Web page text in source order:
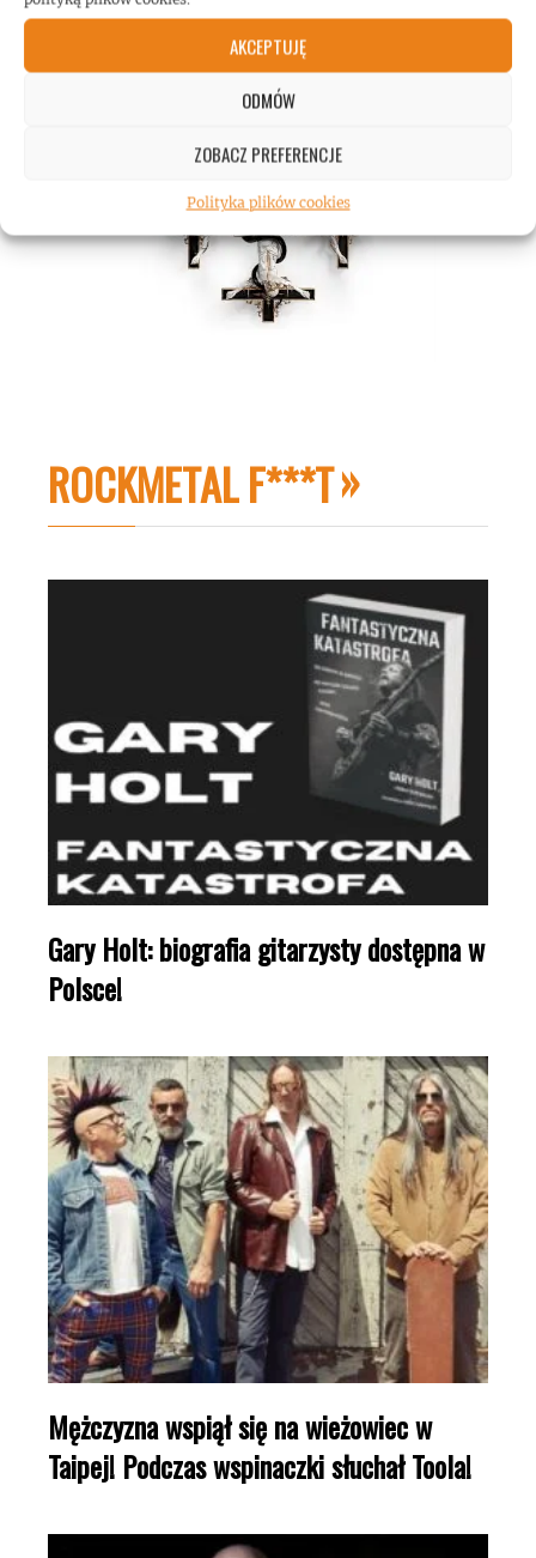
AKCEPTUJĘ
ODMÓW
ZOBACZ PREFERENCJE
Polityka plików cookies
ROCKMETAL F***T
Gary Holt: biografia gitarzysty dostępna w
Polsce!
Mężczyzna wspiął się na wieżowiec w
Taipej! Podczas wspinaczki słuchał Toola!